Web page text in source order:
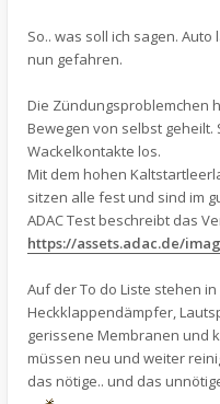
So.. was soll ich sagen.
nun gefahren.
Die Zündungsproblemchen
Bewegen von selbst geheilt.
Wackelkontakte los.
Mit dem hohen
sitzen alle fest und sind im
ADAC Test beschreibt das
https://assets.adac.de/
Auf der To do Liste stehen
Heckklappendämpfer,
gerissene Membranen und
müssen neu und weiter
das nötige.. und das